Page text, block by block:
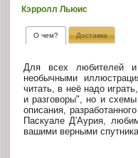
Кэрролл Льюис
О чем? Доставка
Для всех любителей
необычными
читать, в неё надо
и разговоры", но и
описания,
Паскуале Д'Аурия,
вашими верными